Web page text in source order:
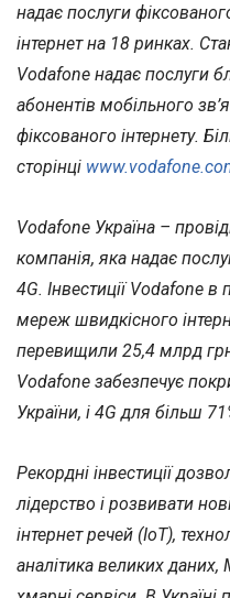
надає послуги
інтернет на 18 ринках.
Vodafone надає послуги
абонентів мобільного
фіксованого інтернету.
сторінці
Vodafone Україна –
компанія, яка надає
4G. Інвестиції Vodafone в
мереж швидкісного
перевищили 25,4 млрд
Vodafone забезпечує
України, і 4G для більш
Рекордні інвестиції
лідерство і розвивати
інтернет речей (IoT),
аналітика великих даних,